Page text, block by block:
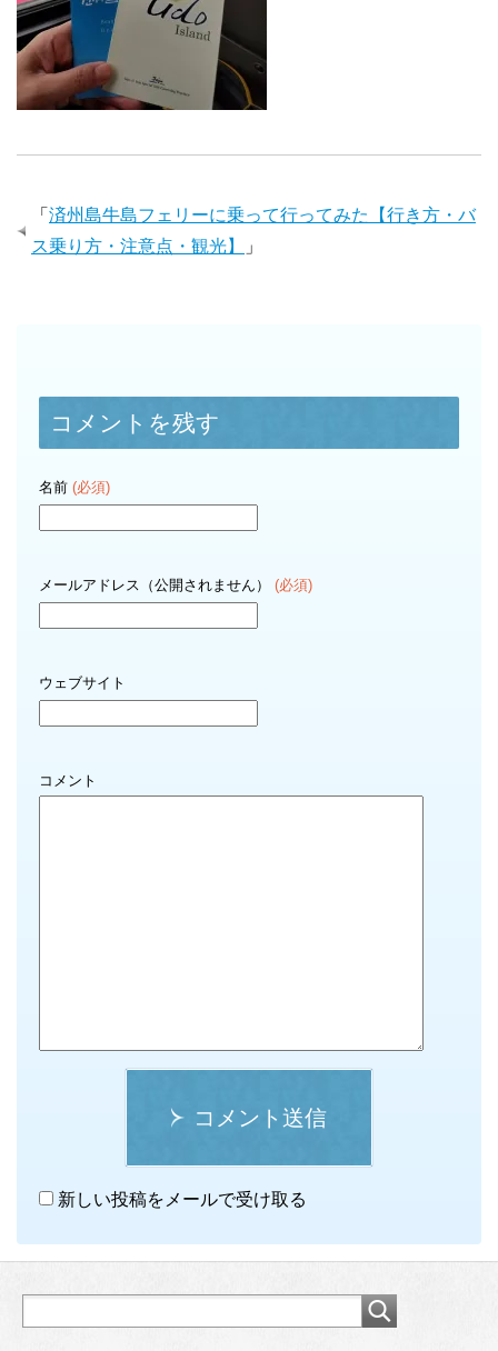
「 済州島牛島フェリーに乗って行ってみた【行き方・バ
ス乗り方・注意点・観光】
」
コメントを残す
名前 (必須)
メールアドレス（公開されません） (必須)
ウェブサイト
コメント
コメント送信
新しい投稿をメールで受け取る